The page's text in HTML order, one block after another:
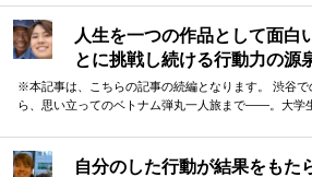
人生を一つの作品として面白
とに挑戦し続ける行動力の源
※本記事は、こちらの記事の続編となります。 渋谷
ら、思い立ってのベトナム弾丸一人旅まで——。大学
自分のした行動が結果をも